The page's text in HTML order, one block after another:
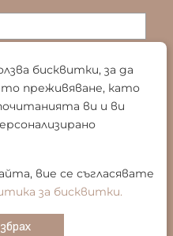
условия
бисквитки |
бисквитки, за да
преживяване, като
ви и ви
вие се съгласявате
за бисквитки.